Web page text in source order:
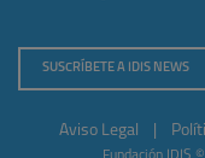
SUSCRÍBETE A IDIS NEWS
Aviso Legal